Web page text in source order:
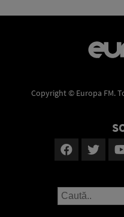
Copyright © Europa FM.